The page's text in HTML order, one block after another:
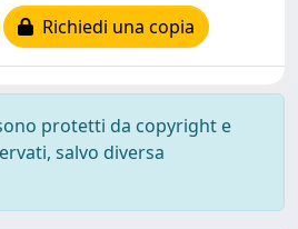
Richiedi una copia
protetti da copyright e
salvo diversa